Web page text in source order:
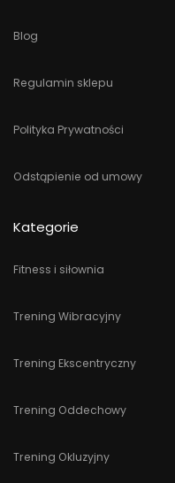
Blog
Regulamin sklepu
Polityka Prywatności
Odstąpienie od umowy
Kategorie
Fitness i siłownia
Trening Wibracyjny
Trening Ekscentryczny
Trening Oddechowy
Trening Okluzyjny